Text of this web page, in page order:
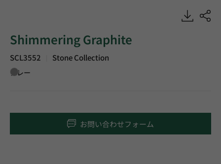
Shimmering Graphite, Stone, Heterogeneous Sheet,
Shimmering Graphite
SCL3552 Stone Collection
グレー
お問い合わせフォーム